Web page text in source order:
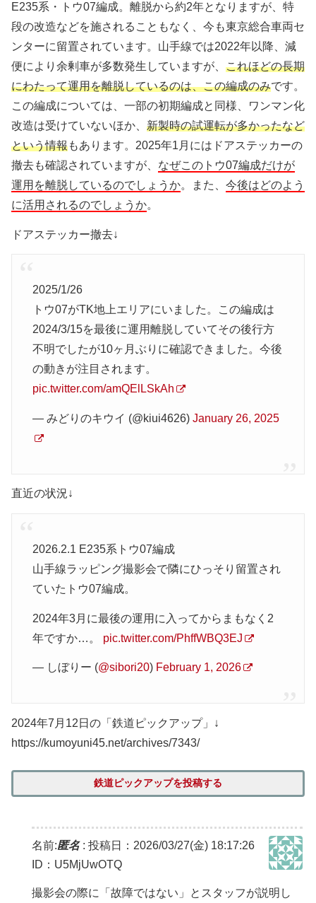
E235系・トウ07編成。離脱から約2年となりますが、特
段の改造などを施されることもなく、今も東京総合車両セ
ンターに留置されています。山手線では2022年以降、減
便により余剰車が多数発生していますが、 これほどの長期
にわたって運用を離脱しているのは、この編成のみです。
この編成については、一部の初期編成と同様、ワンマン化
改造は受けていないほか、 新製時の試運転が多かったなど
という情報もあります。2025年1月にはドアステッカーの
撤去も確認されていますが、 なぜこのトウ07編成だけが
運用を離脱しているのでしょうか。また、 今後はどのよう
に活用されるのでしょうか。
ドアステッカー撤去↓
2025/1/26
トウ07がTK地上エリアにいました。この編成は
2024/3/15を最後に運用離脱していてその後行方
不明でしたが10ヶ月ぶりに確認できました。今後
の動きが注目されます。
pic.twitter.com/amQElLSkAh
— みどりのキウイ (@kiui4626) January 26, 2025
直近の状況↓
2026.2.1 E235系トウ07編成
山手線ラッピング撮影会で隣にひっそり留置され
ていたトウ07編成。
2024年3月に最後の運用に入ってからまもなく2
年ですか…。 pic.twitter.com/PhffWBQ3EJ
— しぼりー (@sibori20) February 1, 2026
2024年7月12日の「鉄道ピックアップ」↓
https://kumoyuni45.net/archives/7343/
鉄道ピックアップを投稿する
名前:匿名: 投稿日：2026/03/27(金) 18:17:26
ID：U5MjUwOTQ
撮影会の際に「故障ではない」とスタッフが説明し